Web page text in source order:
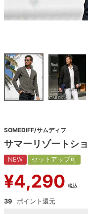
SOMEDIFF/サムディフ
サマーリゾートシ
NEW セットアップ可
¥4,290 税込
39